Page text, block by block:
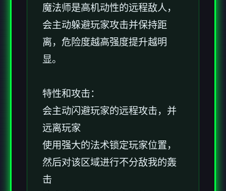
魔法师是高机动性的远程敌人，
会主动躲避玩家攻击并保持距
离，危险度越高强度提升越明
显。
特性和攻击：
会主动闪避玩家的远程攻击，并
远离玩家
使用强大的法术锁定玩家位置，
然后对该区域进行不分敌我的轰
击